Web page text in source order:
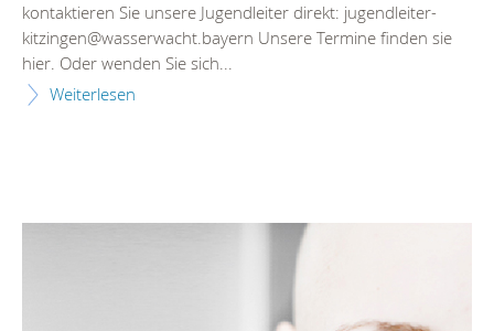
kontaktieren Sie unsere Jugendleiter direkt: jugendleiter-
kitzingen@wasserwacht.bayern Unsere Termine finden sie
hier. Oder wenden Sie sich...
Weiterlesen